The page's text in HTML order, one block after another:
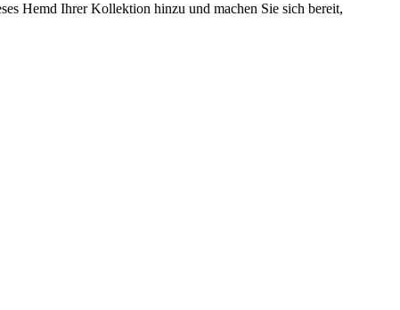
Hemd Ihrer Kollektion hinzu und machen Sie sich bereit,